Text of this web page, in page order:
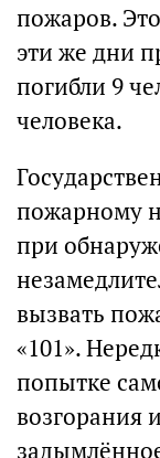
пожаров.
эти же дни
погибли 9
человека.
пожарному
при
вызвать
«101».
попытке
возгорания